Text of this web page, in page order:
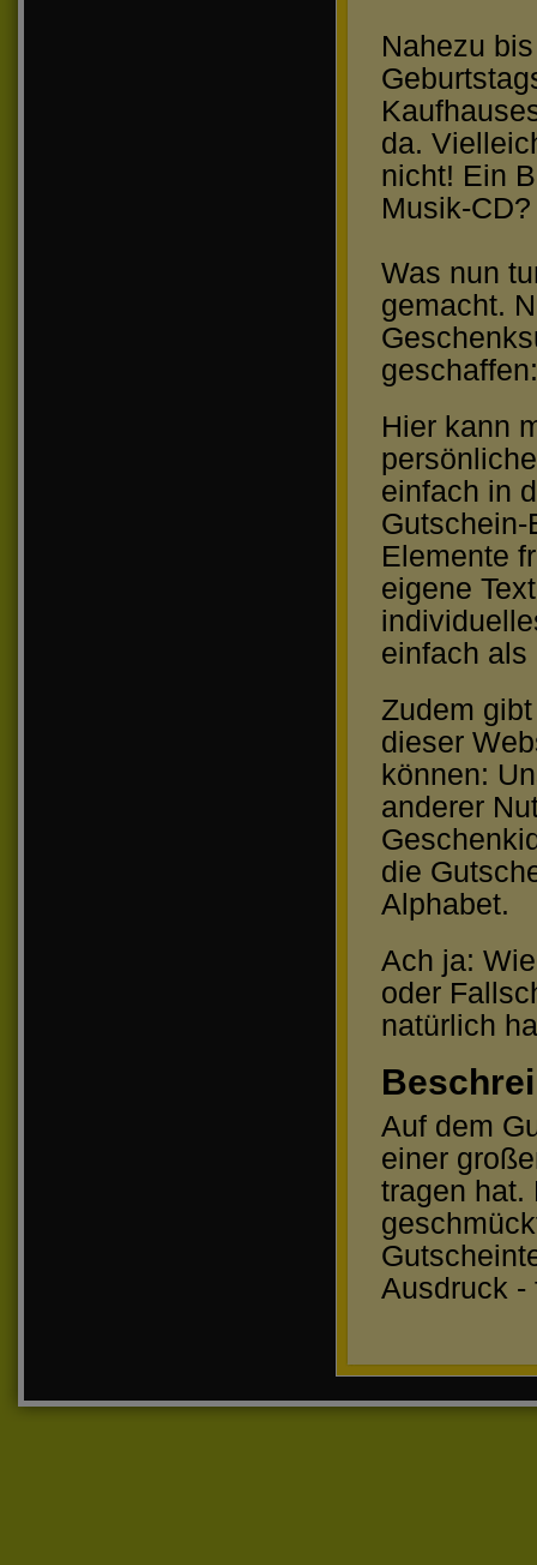
Nahezu
da.
nicht! Ein
Musik-
Was nun
gemacht.
geschaffen:
Hier kann
einfach in
Elemente
eigene
einfach als
Zudem
dieser
können:
anderer
die
Alphabet.
Ach ja:
oder
natürlich
Auf dem
einer
tragen hat.
Ausdruck -